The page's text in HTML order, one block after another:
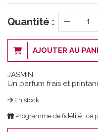
Quantité :
AJOUTER AU
JASMIN
Un parfum frais et
En stock
Programme de fidélité : ce